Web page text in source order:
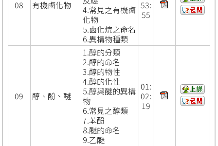
08 有機鹵化物
4.常見之有機鹵
化物
5.鹵化烷之命名
6.異構物種類
53:
55
09 醇、酚、醚
1.醇的分類
2.醇的命名
3.醇的物性
4.醇的化性
5.醇與醚的異構
物
6.常見之醇類
7.苯酚
8.醚的命名
9.乙醚
01:
02:
19